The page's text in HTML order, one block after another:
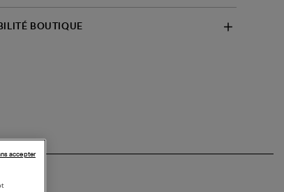
BOUTIQUE
accepter